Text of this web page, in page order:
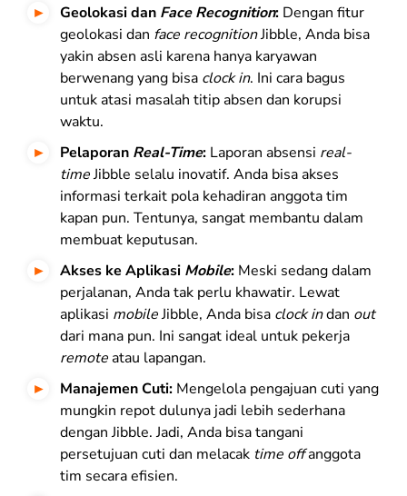
Geolokasi dan Face Recognition: Dengan fitur
geolokasi dan face recognitionJibble, Anda bisa
yakin absen asli karena hanya karyawan
berwenang yang bisa clock in. Ini cara bagus
untuk atasi masalah titip absen dan korupsi
waktu.
Pelaporan Real-Time: Laporan absensi real-
timeJibble selalu inovatif. Anda bisa akses
informasi terkait pola kehadiran anggota tim
kapan pun. Tentunya, sangat membantu dalam
membuat keputusan.
Akses ke Aplikasi Mobile: Meski sedang dalam
perjalanan, Anda tak perlu khawatir. Lewat
aplikasi mobileJibble, Anda bisa clock indan out
dari mana pun. Ini sangat ideal untuk pekerja
remoteatau lapangan.
Manajemen Cuti: Mengelola pengajuan cuti yang
mungkin repot dulunya jadi lebih sederhana
dengan Jibble. Jadi, Anda bisa tangani
persetujuan cuti dan melacak time offanggota
tim secara efisien.